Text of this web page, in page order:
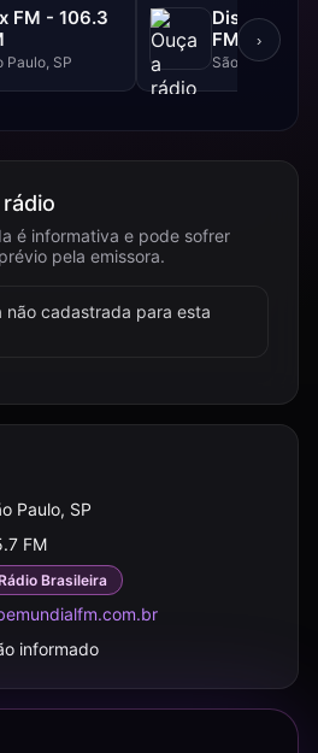
FM - 106.3
Paulo, SP
Disney -
FM
São Paulo, SP
›
é informativa e pode sofrer
pela emissora.
não cadastrada para esta
Paulo, SP
FM
Brasileira
informado